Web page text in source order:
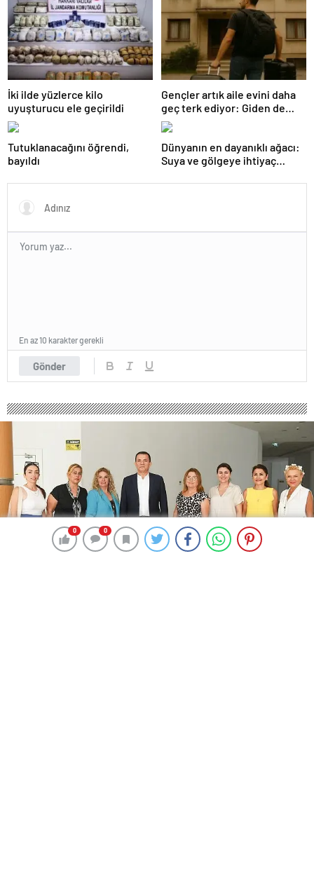
0 0
İki ilde yüzlerce kilo
uyuşturucu ele geçirildi
Gençler artık aile evini daha
geç terk ediyor: Giden de
geri dönüyor
Tutuklanacağını öğrendi,
bayıldı
Dünyanın en dayanıklı ağacı:
Suya ve gölgeye ihtiyaç
veriyor!
Gönder
En az 10 karakter gerekli
0 0